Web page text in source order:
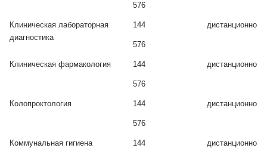
576
Клиническая лабораторная
диагностика
144 дистанционно
576
Клиническая фармакология 144 дистанционно
576
Колопроктология 144 дистанционно
576
Коммунальная гигиена 144 дистанционно